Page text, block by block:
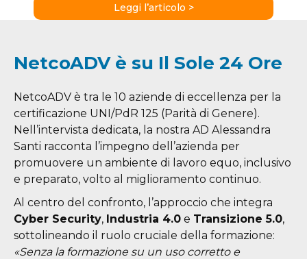
Leggi l’articolo >
NetcoADV è su Il Sole 24 Ore
NetcoADV è tra le 10 aziende di eccellenza per la
certificazione UNI/PdR 125 (Parità di Genere).
Nell’intervista dedicata, la nostra AD Alessandra
Santi racconta l’impegno dell’azienda per
promuovere un ambiente di lavoro equo, inclusivo
e preparato, volto al miglioramento continuo.
Al centro del confronto, l’approccio che integra
Cyber Security, Industria 4.0 e Transizione 5.0,
sottolineando il ruolo cruciale della formazione:
«Senza la formazione su un uso corretto e